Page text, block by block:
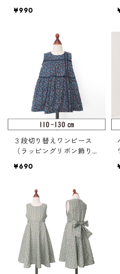
¥990
３段切り替えワンピース
（ラッピングリボン飾り）
¥690